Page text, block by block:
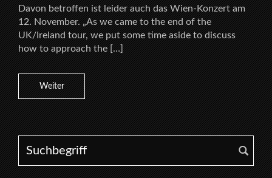
Davon betroffen ist leider auch das Wien-Konzert am
12. November. „As we came to the end of the
UK/Ireland tour, we put some time aside to discuss
how to approach the […]
Weiter
Search for: